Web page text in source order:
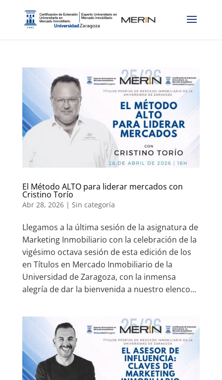
El Método ALTO para liderar mercados con
Cristino Torío
Abr 28, 2026| Sin categoría
Llegamos a la última sesión de la asignatura de
Marketing Inmobiliario con la celebración de la
vigésimo octava sesión de esta edición de los
en Títulos en Mercado Inmobiliario de la
Universidad de Zaragoza, con la inmensa
alegría de dar la bienvenida a nuestro elenco...